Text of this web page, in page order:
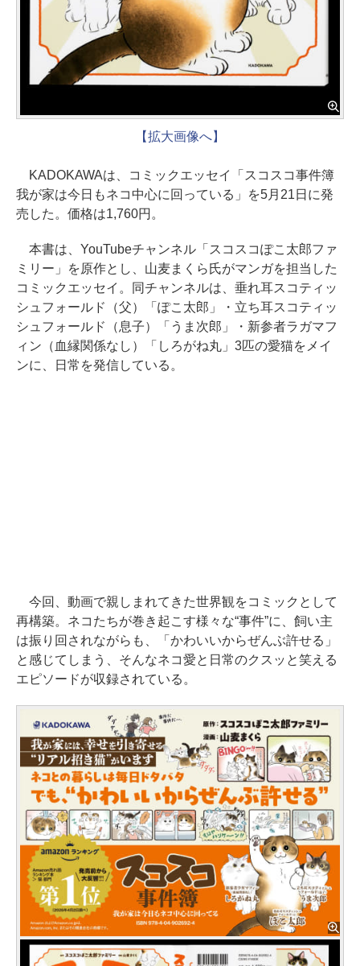
【拡大画像へ】
KADOKAWAは、コミックエッセイ「スコスコ事件簿
我が家は今日もネコ中心に回っている」を5月21日に発
売した。価格は1,760円。
本書は、YouTubeチャンネル「スコスコぽこ太郎ファ
ミリー」を原作とし、山麦まくら氏がマンガを担当した
コミックエッセイ。同チャンネルは、垂れ耳スコティッ
シュフォールド（父）「ぽこ太郎」・立ち耳スコティッ
シュフォールド（息子）「うま次郎」・新参者ラガマフ
ィン（血縁関係なし）「しろがね丸」3匹の愛猫をメイ
ンに、日常を発信している。
今回、動画で親しまれてきた世界観をコミックとして
再構築。ネコたちが巻き起こす様々な“事件”に、飼い主
は振り回されながらも、「かわいいからぜんぶ許せる」
と感じてしまう、そんなネコ愛と日常のクスッと笑える
エピソードが収録されている。